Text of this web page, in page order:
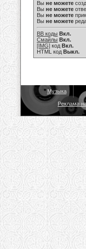
Вы не можете
Вы не можете
Вы не можете
Вы не можете
BB коды Вкл.
Смайлы Вкл.
[IMG] код Вкл.
HTML код Выкл.
Музыка
Реклама